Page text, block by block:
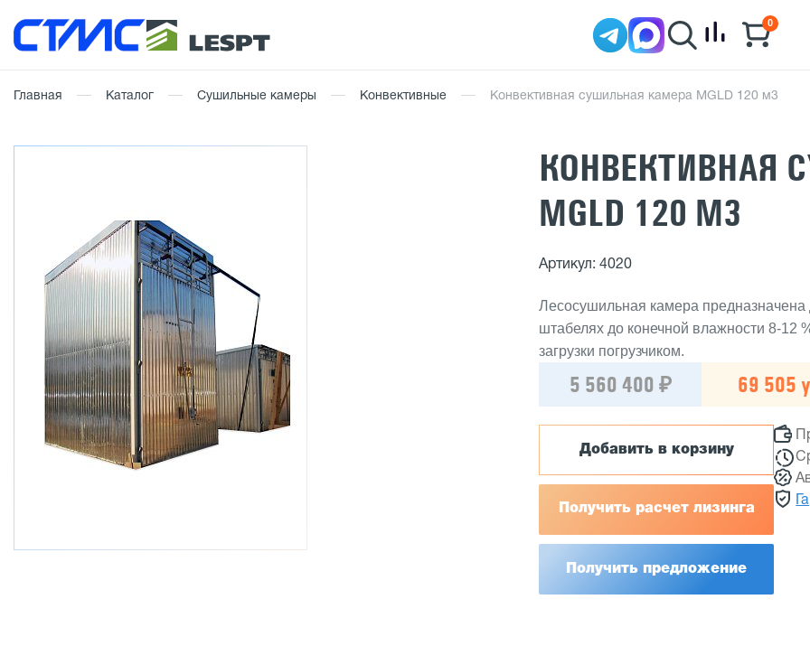
0
Главная Каталог Сушильные камеры Конвективные Конвективная сушильная камера MGLD 120 м3
КОНВЕКТИВНАЯ
MGLD 120 М3
Артикул: 4020
Лесосушильная камера
штабелях до конечной влажности 8-12
загрузки погрузчиком.
5 560 400 ₽ 69 505
Добавить в корзину
Получить расчет лизинга
Получить предложение